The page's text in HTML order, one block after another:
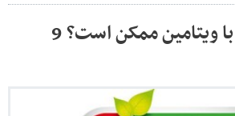
درمان افسردگی با ویتامین ممکن است؟ 9